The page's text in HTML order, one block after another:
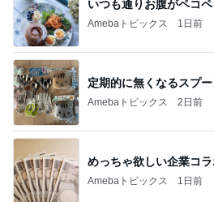
いつも通りお腹がペコ
Amebaトピックス 1日前
定期的に無くなるスプ
Amebaトピックス 2日前
めっちゃ欲しい企業コ
Amebaトピックス 1日前